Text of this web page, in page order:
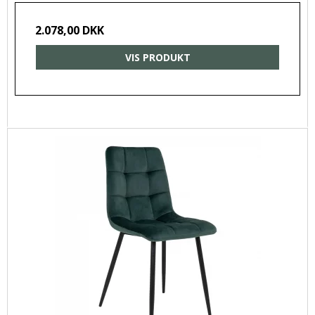
2.078,00 DKK
VIS PRODUKT